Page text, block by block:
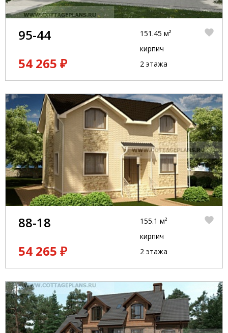
95-44
54 265 ₽
151.45 м²
кирпич
2 этажа
88-18
54 265 ₽
155.1 м²
кирпич
2 этажа